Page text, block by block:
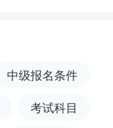
中级报名条件
考试科目